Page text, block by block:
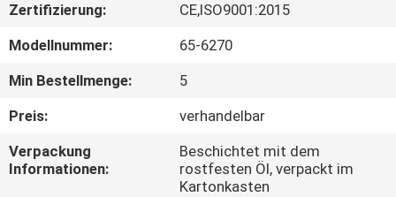
FABRIK-
AUSFLUG
QUALITÄTSKONTROLLE
TRETEN
Zertifizierung:
CE,ISO9001:2015
Modellnummer:
65-6270
Min Bestellmenge:
5
Preis:
verhandelbar
Verpackung
Informationen:
Beschichtet mit dem
rostfesten Öl, verpackt im
Kartonkasten